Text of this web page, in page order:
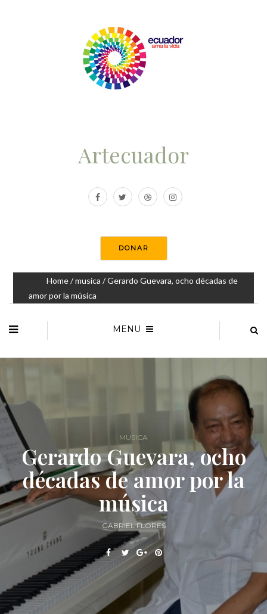
Artecuador
DONAR
Home/musica / Gerardo Guevara, ocho décadas de
amor por la música
MENU
MUSICA
Gerardo Guevara, ocho
décadas de amor por la
música
GABRIEL FLORES